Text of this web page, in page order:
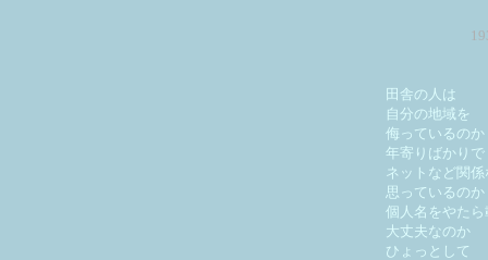
田舎の人は
自分の地域を
侮っているのか
年寄りばかりで
ネットなど関係
思っているのか
個人名をやたら
大丈夫なのか
ひょっとして